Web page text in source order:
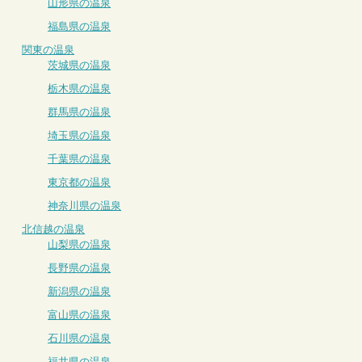
山形県の温泉
福島県の温泉
関東の温泉
茨城県の温泉
栃木県の温泉
群馬県の温泉
埼玉県の温泉
千葉県の温泉
東京都の温泉
神奈川県の温泉
北信越の温泉
山梨県の温泉
長野県の温泉
新潟県の温泉
富山県の温泉
石川県の温泉